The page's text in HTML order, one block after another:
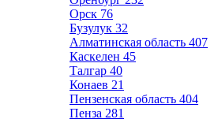
Орск 76
Бузулук 32
Алматинская область 407
Каскелен 45
Талгар 40
Конаев 21
Пензенская область 404
Пенза 281